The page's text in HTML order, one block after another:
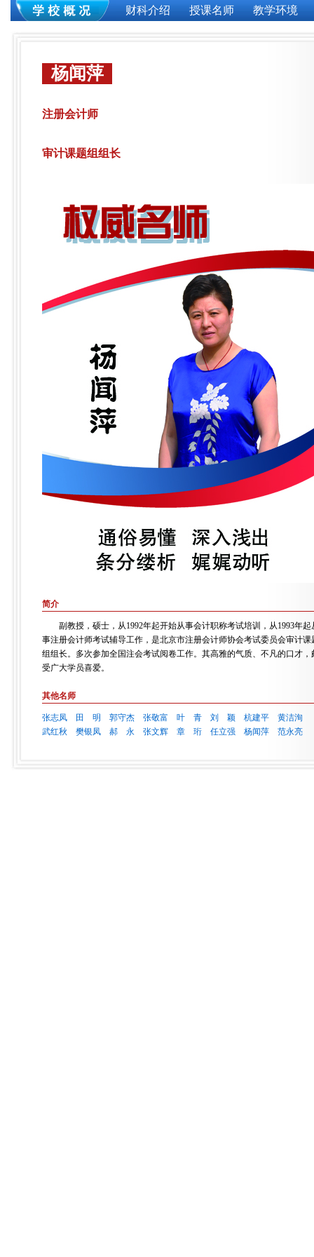
财科介绍 授课名师 教学环境
杨闻萍
注册会计师
审计课题组组长
简介
副教授，硕士，从1992年起开始从事会计职称考试培训，从1993年起
事注册会计师考试辅导工作，是北京市注册会计师协会考试委员会审计课
组组长。多次参加全国注会考试阅卷工作。其高雅的气质、不凡的口才，
受广大学员喜爱。
其他名师
张志凤 田 明 郭守杰 张敬富 叶 青 刘 颖 杭建平
黄洁洵
武红秋
樊银凤 郝 永 张文辉 章 珩 任立强 杨闻萍 范永亮